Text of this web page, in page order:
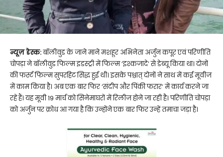
न्यूज़ डेस्क:बॉलीवुड के जाने माने मशहूर अभिनेता अर्जुन कपूर एवं परिणीति
चोपड़ा ने बॉलीवुड फिल्म इडस्ट्री में फिल्म ‘इश्कजादे’ से डेब्यू किया था। दोनों
की फर्स्ट फिल्म सुपरहिट सिद्ध हुई थी। इसके पश्चात् दोनों ने साथ में कई मूवीज
में काम किया है। अब एक बार फिर ‘संदीप और पिंकी फरार’ में कार्य करने जा
रहे हैं। यह मूवी 19 मार्च को सिनेमाघरों में रिलीज होने जा रही है। परिणीति चोपड़ा
को अर्जुन पर क्रोध आ गया है कि उन्होंने एक बार फिर उन्हें तमाचा जड़ा है।